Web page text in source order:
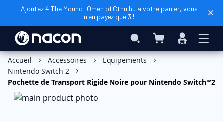
Ajoutez 4 The Mound: Omen of Cthulhu à votre panier, vous
n'en payez que 3 !
RechercherMon panierConnexion
Ajouter au panier
Accueil Accessoires
Equipements
Nintendo Switch 2
Pochette de Transport Rigide Noire pour Nintendo Switch™2
Skip